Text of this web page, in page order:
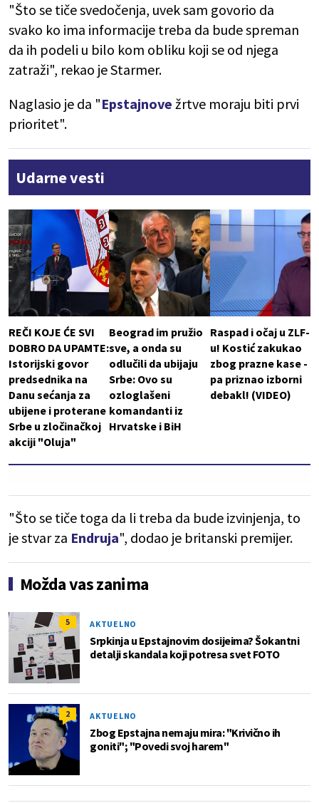
"Što se tiče svedočenja, uvek sam govorio da
svako ko ima informacije treba da bude spreman
da ih podeli u bilo kom obliku koji se od njega
zatraži", rekao je Starmer.
Naglasio je da "Epstajnove žrtve moraju biti prvi
prioritet".
Udarne vesti
REČI KOJE ĆE SVI
DOBRO DA UPAMTE:
Istorijski govor
predsednika na
Danu sećanja za
ubijene i proterane
Srbe u zločinačkoj
akciji "Oluja"
Beograd im pružio
sve, a onda su
odlučili da ubijaju
Srbe: Ovo su
ozloglašeni
komandanti iz
Hrvatske i BiH
Raspad i očaj u ZLF-
u! Kostić zakukao
zbog prazne kase -
pa priznao izborni
debakl! (VIDEO)
"Što se tiče toga da li treba da bude izvinjenja, to
je stvar za Endruja", dodao je britanski premijer.
Možda vas zanima
5 AKTUELNO
Srpkinja u Epstajnovim dosijeima? Šokantni
detalji skandala koji potresa svet FOTO
2 AKTUELNO
Zbog Epstajna nemaju mira: "Krivično ih
goniti"; "Povedi svoj harem"